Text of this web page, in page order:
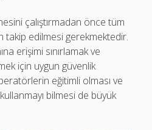
çalıştırmadan önce tüm
takip edilmesi gerekmektedir.
erişimi sınırlamak ve
için uygun güvenlik
eğitimli olması ve
bilmesi de büyük